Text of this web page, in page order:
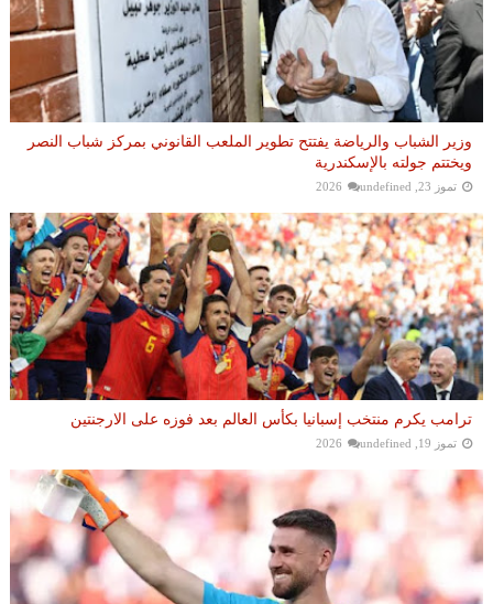
وزير الشباب والرياضة يفتتح تطوير الملعب القانوني بمركز شباب النصر
ويختتم جولته بالإسكندرية
تموز 23, 2026 undefined
ترامب يكرم منتخب إسبانيا بكأس العالم بعد فوزه على الارجنتين
تموز 19, 2026 undefined